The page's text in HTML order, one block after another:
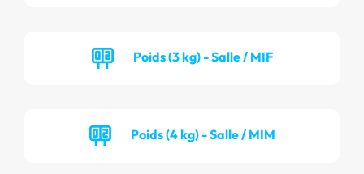
Poids (3 kg) - Salle / MIF
Poids (4 kg) - Salle / MIM